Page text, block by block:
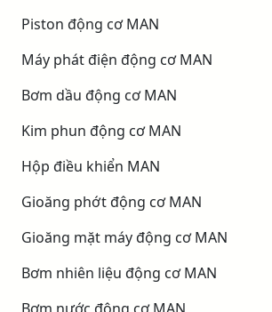
Piston động cơ MAN
Máy phát điện động cơ MAN
Bơm dầu động cơ MAN
Kim phun động cơ MAN
Hộp điều khiển MAN
Gioăng phớt động cơ MAN
Gioăng mặt máy động cơ MAN
Bơm nhiên liệu động cơ MAN